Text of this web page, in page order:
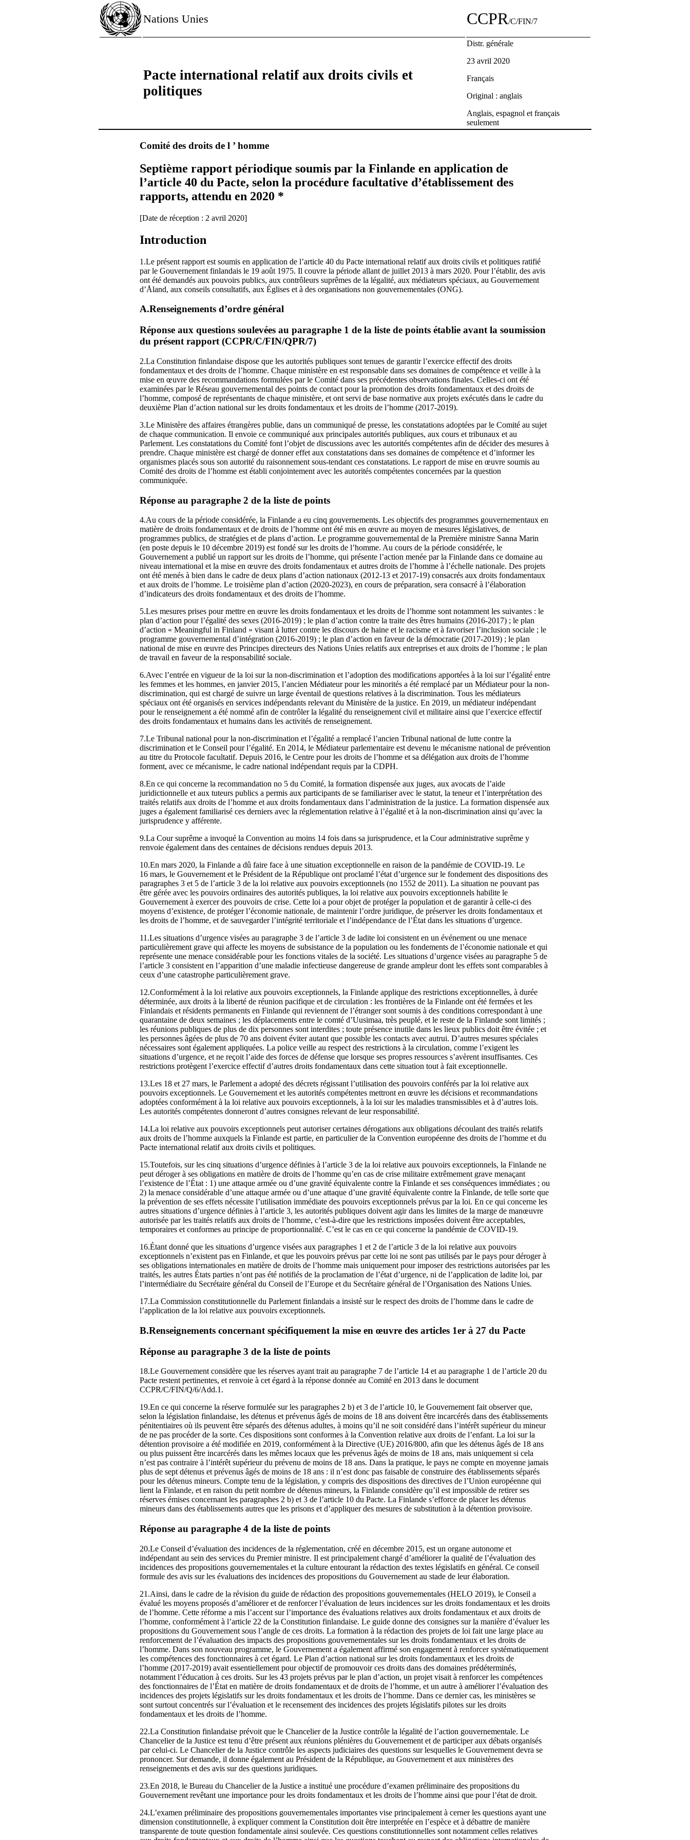
Nations Unies CCPR/C/FIN/7
Pacte international relatif aux droits civils et
politiques
Distr. générale
23 avril 2020
Français
Original : anglais
Anglais, espagnol et français
seulement
Comité des droits de l ’ homme
Septième rapport périodique soumis par la Finlande en application de
l’article 40 du Pacte, selon la procédure facultative d’établissement des
rapports, attendu en 2020 *
[Date de réception : 2 avril 2020]
Introduction
1.Le présent rapport est soumis en application de l’article 40 du Pacte international relatif aux droits civils et politiques ratifié
par le Gouvernement finlandais le 19 août 1975. Il couvre la période allant de juillet 2013 à mars 2020. Pour l’établir, des avis
ont été demandés aux pouvoirs publics, aux contrôleurs suprêmes de la légalité, aux médiateurs spéciaux, au Gouvernement
d’Åland, aux conseils consultatifs, aux Églises et à des organisations non gouvernementales (ONG).
A.Renseignements d’ordre général
Réponse aux questions soulevées au paragraphe 1 de la liste de points établie avant la soumission
du présent rapport (CCPR/C/FIN/QPR/7)
2.La Constitution finlandaise dispose que les autorités publiques sont tenues de garantir l’exercice effectif des droits
fondamentaux et des droits de l’homme. Chaque ministère en est responsable dans ses domaines de compétence et veille à la
mise en œuvre des recommandations formulées par le Comité dans ses précédentes observations finales. Celles-ci ont été
examinées par le Réseau gouvernemental des points de contact pour la promotion des droits fondamentaux et des droits de
l’homme, composé de représentants de chaque ministère, et ont servi de base normative aux projets exécutés dans le cadre du
deuxième Plan d’action national sur les droits fondamentaux et les droits de l’homme (2017-2019).
3.Le Ministère des affaires étrangères publie, dans un communiqué de presse, les constatations adoptées par le Comité au sujet
de chaque communication. Il envoie ce communiqué aux principales autorités publiques, aux cours et tribunaux et au
Parlement. Les constatations du Comité font l’objet de discussions avec les autorités compétentes afin de décider des mesures à
prendre. Chaque ministère est chargé de donner effet aux constatations dans ses domaines de compétence et d’informer les
organismes placés sous son autorité du raisonnement sous-tendant ces constatations. Le rapport de mise en œuvre soumis au
Comité des droits de l’homme est établi conjointement avec les autorités compétentes concernées par la question
communiquée.
Réponse au paragraphe 2 de la liste de points
4.Au cours de la période considérée, la Finlande a eu cinq gouvernements. Les objectifs des programmes gouvernementaux en
matière de droits fondamentaux et de droits de l’homme ont été mis en œuvre au moyen de mesures législatives, de
programmes publics, de stratégies et de plans d’action. Le programme gouvernemental de la Première ministre Sanna Marin
(en poste depuis le 10 décembre 2019) est fondé sur les droits de l’homme. Au cours de la période considérée, le
Gouvernement a publié un rapport sur les droits de l’homme, qui présente l’action menée par la Finlande dans ce domaine au
niveau international et la mise en œuvre des droits fondamentaux et autres droits de l’homme à l’échelle nationale. Des projets
ont été menés à bien dans le cadre de deux plans d’action nationaux (2012-13 et 2017-19) consacrés aux droits fondamentaux
et aux droits de l’homme. Le troisième plan d’action (2020-2023), en cours de préparation, sera consacré à l’élaboration
d’indicateurs des droits fondamentaux et des droits de l’homme.
5.Les mesures prises pour mettre en œuvre les droits fondamentaux et les droits de l’homme sont notamment les suivantes : le
plan d’action pour l’égalité des sexes (2016‑2019) ; le plan d’action contre la traite des êtres humains (2016-2017) ; le plan
d’action « Meaningful in Finland » visant à lutter contre les discours de haine et le racisme et à favoriser l’inclusion sociale ; le
programme gouvernemental d’intégration (2016‑2019) ; le plan d’action en faveur de la démocratie (2017-2019) ; le plan
national de mise en œuvre des Principes directeurs des Nations Unies relatifs aux entreprises et aux droits de l’homme ; le plan
de travail en faveur de la responsabilité sociale.
6.Avec l’entrée en vigueur de la loi sur la non-discrimination et l’adoption des modifications apportées à la loi sur l’égalité entre
les femmes et les hommes, en janvier 2015, l’ancien Médiateur pour les minorités a été remplacé par un Médiateur pour la non-
discrimination, qui est chargé de suivre un large éventail de questions relatives à la discrimination. Tous les médiateurs
spéciaux ont été organisés en services indépendants relevant du Ministère de la justice. En 2019, un médiateur indépendant
pour le renseignement a été nommé afin de contrôler la légalité du renseignement civil et militaire ainsi que l’exercice effectif
des droits fondamentaux et humains dans les activités de renseignement.
7.Le Tribunal national pour la non-discrimination et l’égalité a remplacé l’ancien Tribunal national de lutte contre la
discrimination et le Conseil pour l’égalité. En 2014, le Médiateur parlementaire est devenu le mécanisme national de prévention
au titre du Protocole facultatif. Depuis 2016, le Centre pour les droits de l’homme et sa délégation aux droits de l’homme
forment, avec ce mécanisme, le cadre national indépendant requis par la CDPH.
8.En ce qui concerne la recommandation no 5 du Comité, la formation dispensée aux juges, aux avocats de l’aide
juridictionnelle et aux tuteurs publics a permis aux participants de se familiariser avec le statut, la teneur et l’interprétation des
traités relatifs aux droits de l’homme et aux droits fondamentaux dans l’administration de la justice. La formation dispensée aux
juges a également familiarisé ces derniers avec la réglementation relative à l’égalité et à la non-discrimination ainsi qu’avec la
jurisprudence y afférente.
9.La Cour suprême a invoqué la Convention au moins 14 fois dans sa jurisprudence, et la Cour administrative suprême y
renvoie également dans des centaines de décisions rendues depuis 2013.
10.En mars 2020, la Finlande a dû faire face à une situation exceptionnelle en raison de la pandémie de COVID-19. Le
16 mars, le Gouvernement et le Président de la République ont proclamé l’état d’urgence sur le fondement des dispositions des
paragraphes 3 et 5 de l’article 3 de la loi relative aux pouvoirs exceptionnels (no 1552 de 2011). La situation ne pouvant pas
être gérée avec les pouvoirs ordinaires des autorités publiques, la loi relative aux pouvoirs exceptionnels habilite le
Gouvernement à exercer des pouvoirs de crise. Cette loi a pour objet de protéger la population et de garantir à celle-ci des
moyens d’existence, de protéger l’économie nationale, de maintenir l’ordre juridique, de préserver les droits fondamentaux et
les droits de l’homme, et de sauvegarder l’intégrité territoriale et l’indépendance de l’État dans les situations d’urgence.
11.Les situations d’urgence visées au paragraphe 3 de l’article 3 de ladite loi consistent en un événement ou une menace
particulièrement grave qui affecte les moyens de subsistance de la population ou les fondements de l’économie nationale et qui
représente une menace considérable pour les fonctions vitales de la société. Les situations d’urgence visées au paragraphe 5 de
l’article 3 consistent en l’apparition d’une maladie infectieuse dangereuse de grande ampleur dont les effets sont comparables à
ceux d’une catastrophe particulièrement grave.
12.Conformément à la loi relative aux pouvoirs exceptionnels, la Finlande applique des restrictions exceptionnelles, à durée
déterminée, aux droits à la liberté de réunion pacifique et de circulation : les frontières de la Finlande ont été fermées et les
Finlandais et résidents permanents en Finlande qui reviennent de l’étranger sont soumis à des conditions correspondant à une
quarantaine de deux semaines ; les déplacements entre le comté d’Uusimaa, très peuplé, et le reste de la Finlande sont limités ;
les réunions publiques de plus de dix personnes sont interdites ; toute présence inutile dans les lieux publics doit être évitée ; et
les personnes âgées de plus de 70 ans doivent éviter autant que possible les contacts avec autrui. D’autres mesures spéciales
nécessaires sont également appliquées. La police veille au respect des restrictions à la circulation, comme l’exigent les
situations d’urgence, et ne reçoit l’aide des forces de défense que lorsque ses propres ressources s’avèrent insuffisantes. Ces
restrictions protègent l’exercice effectif d’autres droits fondamentaux dans cette situation tout à fait exceptionnelle.
13.Les 18 et 27 mars, le Parlement a adopté des décrets régissant l’utilisation des pouvoirs conférés par la loi relative aux
pouvoirs exceptionnels. Le Gouvernement et les autorités compétentes mettront en œuvre les décisions et recommandations
adoptées conformément à la loi relative aux pouvoirs exceptionnels, à la loi sur les maladies transmissibles et à d’autres lois.
Les autorités compétentes donneront d’autres consignes relevant de leur responsabilité.
14.La loi relative aux pouvoirs exceptionnels peut autoriser certaines dérogations aux obligations découlant des traités relatifs
aux droits de l’homme auxquels la Finlande est partie, en particulier de la Convention européenne des droits de l’homme et du
Pacte international relatif aux droits civils et politiques.
15.Toutefois, sur les cinq situations d’urgence définies à l’article 3 de la loi relative aux pouvoirs exceptionnels, la Finlande ne
peut déroger à ses obligations en matière de droits de l’homme qu’en cas de crise militaire extrêmement grave menaçant
l’existence de l’État : 1) une attaque armée ou d’une gravité équivalente contre la Finlande et ses conséquences immédiates ; ou
2) la menace considérable d’une attaque armée ou d’une attaque d’une gravité équivalente contre la Finlande, de telle sorte que
la prévention de ses effets nécessite l’utilisation immédiate des pouvoirs exceptionnels prévus par la loi. En ce qui concerne les
autres situations d’urgence définies à l’article 3, les autorités publiques doivent agir dans les limites de la marge de manœuvre
autorisée par les traités relatifs aux droits de l’homme, c’est-à-dire que les restrictions imposées doivent être acceptables,
temporaires et conformes au principe de proportionnalité. C’est le cas en ce qui concerne la pandémie de COVID-19.
16.Étant donné que les situations d’urgence visées aux paragraphes 1 et 2 de l’article 3 de la loi relative aux pouvoirs
exceptionnels n’existent pas en Finlande, et que les pouvoirs prévus par cette loi ne sont pas utilisés par le pays pour déroger à
ses obligations internationales en matière de droits de l’homme mais uniquement pour imposer des restrictions autorisées par les
traités, les autres États parties n’ont pas été notifiés de la proclamation de l’état d’urgence, ni de l’application de ladite loi, par
l’intermédiaire du Secrétaire général du Conseil de l’Europe et du Secrétaire général de l’Organisation des Nations Unies.
17.La Commission constitutionnelle du Parlement finlandais a insisté sur le respect des droits de l’homme dans le cadre de
l’application de la loi relative aux pouvoirs exceptionnels.
B.Renseignements concernant spécifiquement la mise en œuvre des articles 1er à 27 du Pacte
Réponse au paragraphe 3 de la liste de points
18.Le Gouvernement considère que les réserves ayant trait au paragraphe 7 de l’article 14 et au paragraphe 1 de l’article 20 du
Pacte restent pertinentes, et renvoie à cet égard à la réponse donnée au Comité en 2013 dans le document
CCPR/C/FIN/Q/6/Add.1.
19.En ce qui concerne la réserve formulée sur les paragraphes 2 b) et 3 de l’article 10, le Gouvernement fait observer que,
selon la législation finlandaise, les détenus et prévenus âgés de moins de 18 ans doivent être incarcérés dans des établissements
pénitentiaires où ils peuvent être séparés des détenus adultes, à moins qu’il ne soit considéré dans l’intérêt supérieur du mineur
de ne pas procéder de la sorte. Ces dispositions sont conformes à la Convention relative aux droits de l’enfant. La loi sur la
détention provisoire a été modifiée en 2019, conformément à la Directive (UE) 2016/800, afin que les détenus âgés de 18 ans
ou plus puissent être incarcérés dans les mêmes locaux que les prévenus âgés de moins de 18 ans, mais uniquement si cela
n’est pas contraire à l’intérêt supérieur du prévenu de moins de 18 ans. Dans la pratique, le pays ne compte en moyenne jamais
plus de sept détenus et prévenus âgés de moins de 18 ans : il n’est donc pas faisable de construire des établissements séparés
pour les détenus mineurs. Compte tenu de la législation, y compris des dispositions des directives de l’Union européenne qui
lient la Finlande, et en raison du petit nombre de détenus mineurs, la Finlande considère qu’il est impossible de retirer ses
réserves émises concernant les paragraphes 2 b) et 3 de l’article 10 du Pacte. La Finlande s’efforce de placer les détenus
mineurs dans des établissements autres que les prisons et d’appliquer des mesures de substitution à la détention provisoire.
Réponse au paragraphe 4 de la liste de points
20.Le Conseil d’évaluation des incidences de la réglementation, créé en décembre 2015, est un organe autonome et
indépendant au sein des services du Premier ministre. Il est principalement chargé d’améliorer la qualité de l’évaluation des
incidences des propositions gouvernementales et la culture entourant la rédaction des textes législatifs en général. Ce conseil
formule des avis sur les évaluations des incidences des propositions du Gouvernement au stade de leur élaboration.
21.Ainsi, dans le cadre de la révision du guide de rédaction des propositions gouvernementales (HELO 2019), le Conseil a
évalué les moyens proposés d’améliorer et de renforcer l’évaluation de leurs incidences sur les droits fondamentaux et les droits
de l’homme. Cette réforme a mis l’accent sur l’importance des évaluations relatives aux droits fondamentaux et aux droits de
l’homme, conformément à l’article 22 de la Constitution finlandaise. Le guide donne des consignes sur la manière d’évaluer les
propositions du Gouvernement sous l’angle de ces droits. La formation à la rédaction des projets de loi fait une large place au
renforcement de l’évaluation des impacts des propositions gouvernementales sur les droits fondamentaux et les droits de
l’homme. Dans son nouveau programme, le Gouvernement a également affirmé son engagement à renforcer systématiquement
les compétences des fonctionnaires à cet égard. Le Plan d’action national sur les droits fondamentaux et les droits de
l’homme (2017-2019) avait essentiellement pour objectif de promouvoir ces droits dans des domaines prédéterminés,
notamment l’éducation à ces droits. Sur les 43 projets prévus par le plan d’action, un projet visait à renforcer les compétences
des fonctionnaires de l’État en matière de droits fondamentaux et de droits de l’homme, et un autre à améliorer l’évaluation des
incidences des projets législatifs sur les droits fondamentaux et les droits de l’homme. Dans ce dernier cas, les ministères se
sont surtout concentrés sur l’évaluation et le recensement des incidences des projets législatifs pilotes sur les droits
fondamentaux et les droits de l’homme.
22.La Constitution finlandaise prévoit que le Chancelier de la Justice contrôle la légalité de l’action gouvernementale. Le
Chancelier de la Justice est tenu d’être présent aux réunions plénières du Gouvernement et de participer aux débats organisés
par celui-ci. Le Chancelier de la Justice contrôle les aspects judiciaires des questions sur lesquelles le Gouvernement devra se
prononcer. Sur demande, il donne également au Président de la République, au Gouvernement et aux ministères des
renseignements et des avis sur des questions juridiques.
23.En 2018, le Bureau du Chancelier de la Justice a institué une procédure d’examen préliminaire des propositions du
Gouvernement revêtant une importance pour les droits fondamentaux et les droits de l’homme ainsi que pour l’état de droit.
24.L’examen préliminaire des propositions gouvernementales importantes vise principalement à cerner les questions ayant une
dimension constitutionnelle, à expliquer comment la Constitution doit être interprétée en l’espèce et à débattre de manière
transparente de toute question fondamentale ainsi soulevée. Ces questions constitutionnelles sont notamment celles relatives